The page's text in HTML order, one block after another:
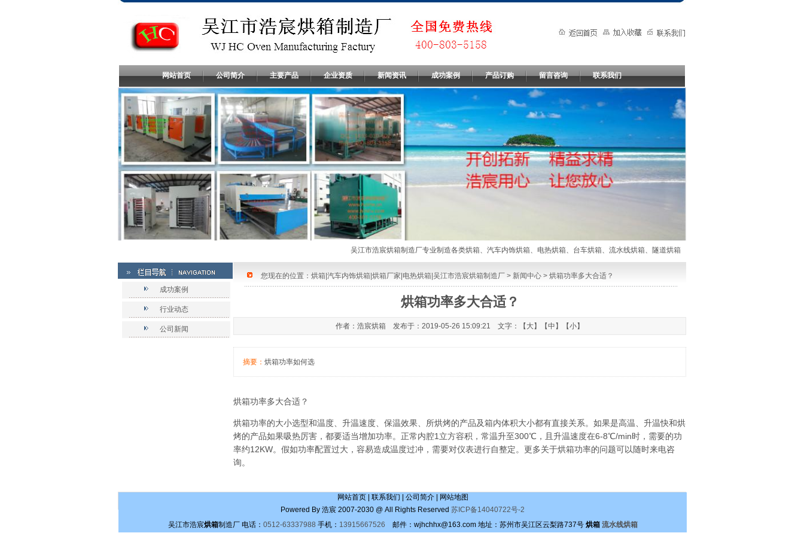
网站首页 公司简介 主要产品 企业资质 新闻资讯 成功案例 产品订购 留言咨询 联系我们
您现在的位置： 烘箱|汽车内饰烘箱|烘箱厂家|电热烘箱|吴江市浩宸烘箱制造厂 > 新闻中心 > 烘箱功率多大合适？
成功案例
行业动态
公司新闻
烘箱功率多大合适？
作者：浩宸烘箱 发布于：2019-05-26 15:09:21 文字：【 大】【中 】【小】
摘要： 烘箱功率如何选
烘箱功率多大合适？
烘箱功率的大小选型和温度、升温速度、保温效果、所烘烤的产品及箱内体积大小都有直接关系。如果是高温、升温快和烘
烤的产品如果吸热厉害，都要适当增加功率。正常内腔1立方容积，常温升至300℃，且升温速度在6-8℃/min时，需要的功
率约12KW。假如功率配置过大，容易造成温度过冲，需要对仪表进行自整定。更多关于烘箱功率的问题可以随时来电咨
询。
吴江市浩宸烘箱制造厂专业制造各类烘箱、汽车内饰烘箱、电热烘箱、台车烘箱、流水线烘箱、隧道烘箱、脱硝烘箱、汽车配件烘箱、催化剂
网站首页| 联系我们 公司简介|
网站地图
Powered By 浩宸 2007-2030 @ All Rights Reserved 苏ICP备14040722号-2
吴江市浩宸烘箱制造厂电话： 0512-63337988 手机： 13915667526 邮件： wjhchhx@163.com地址： 苏州市吴江区云梨路737号 烘箱 流水线烘箱